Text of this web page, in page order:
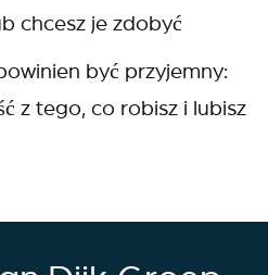
chcesz je zdobyć
być przyjemny:
z tego, co robisz i lubisz